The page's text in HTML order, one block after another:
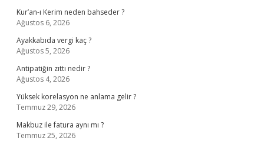
Kur’an-ı Kerim neden bahseder ?
Ağustos 6, 2026
Ayakkabıda vergi kaç ?
Ağustos 5, 2026
Antipatiğin zıttı nedir ?
Ağustos 4, 2026
Yüksek korelasyon ne anlama gelir ?
Temmuz 29, 2026
Makbuz ile fatura aynı mı ?
Temmuz 25, 2026